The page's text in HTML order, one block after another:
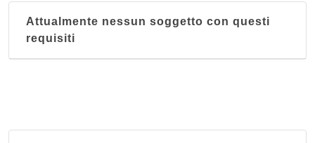
Attualmente nessun soggetto con questi
requisiti